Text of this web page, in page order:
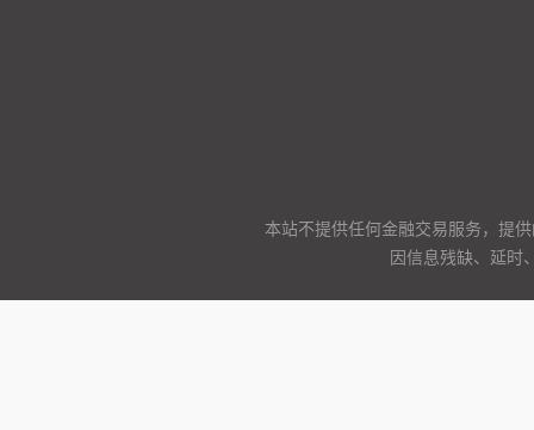
本站不提供任何金融交易服务，提
因信息残缺、延时